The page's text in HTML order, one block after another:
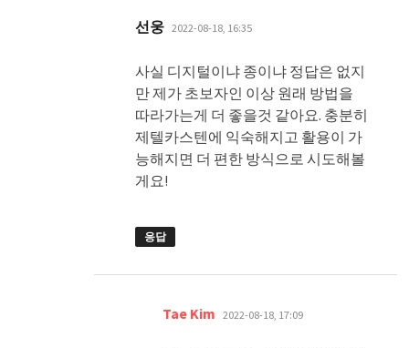
선웅 댓
글:
2022-08-18, 16:35
사실 디지털이냐 종이냐 정답은 없지
만 제가 초보자인 이상 원래 방법을
따라가는게 더 좋을것 같아요. 충분히
제텔카스텐에 익숙해지고 활용이 가
능해지면 더 편한 방식으로 시도해볼
게요!
응답
Tae Kim 댓
글:
2022-08-18, 17:09